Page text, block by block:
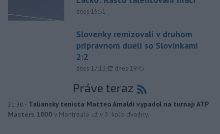
dnes 15:51
Slovenky remizovali v druhom
prípravnom dueli so Slovinkami
2:2
dnes 17:13, aktualizované
dnes 19:45
Práve teraz
21:30 - Taliansky tenista Matteo Arnaldi vypadol na turnaji ATP
Masters 1000 v Montreale už v 3. kole dvojhry.